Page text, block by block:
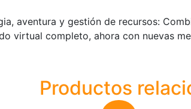
aventura y gestión de recursos:
virtual completo, ahora con nuevas
Productos